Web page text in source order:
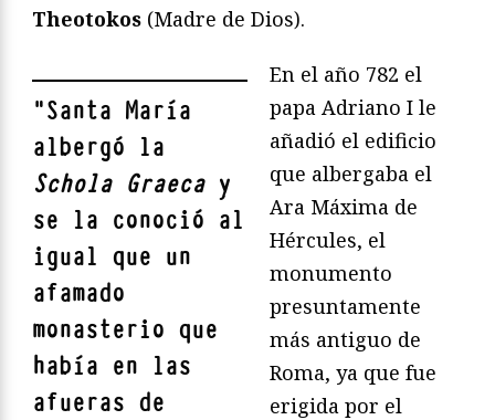
Theotokos (Madre de Dios).
"Santa María
albergó la
Schola Graeca y
se la conoció al
igual que un
afamado
monasterio que
había en las
afueras de
En el año 782 el
papa Adriano I le
añadió el edificio
que albergaba el
Ara Máxima de
Hércules, el
monumento
presuntamente
más antiguo de
Roma, ya que fue
erigida por el